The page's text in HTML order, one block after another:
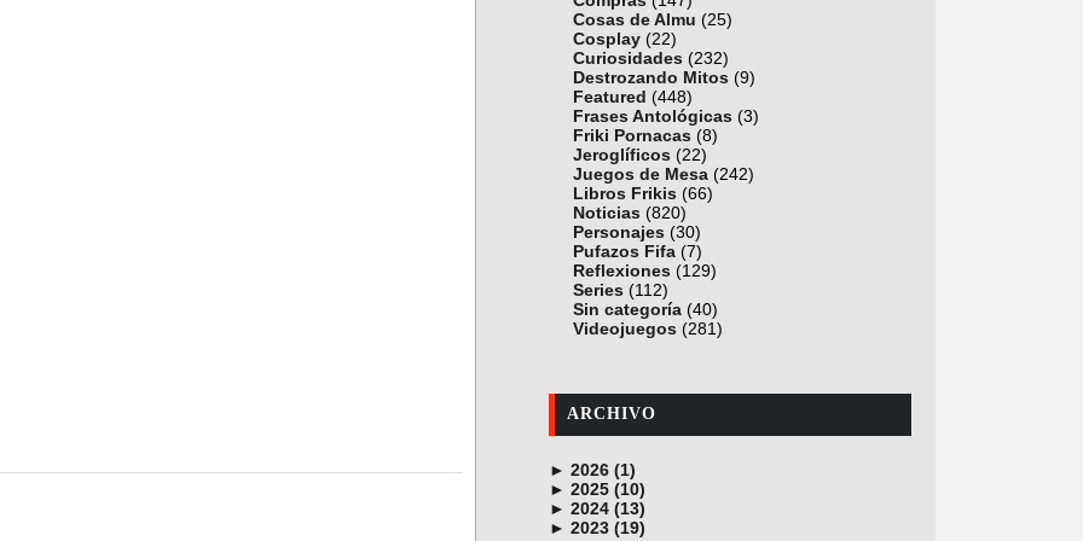
Cosas de Almu (25)
Cosplay (22)
Curiosidades (232)
Destrozando Mitos (9)
Featured (448)
Frases Antológicas (3)
Friki Pornacas (8)
Jeroglíficos (22)
Juegos de Mesa (242)
Libros Frikis (66)
Noticias (820)
Personajes (30)
Pufazos Fifa (7)
Reflexiones (129)
Series (112)
Sin categoría (40)
Videojuegos (281)
ARCHIVO
► 2026 (1)
junio (1)
► 2025 (10)
noviembre (1)
octubre (1)
► 2024 (13)
diciembre (4)
► 2023 (19)